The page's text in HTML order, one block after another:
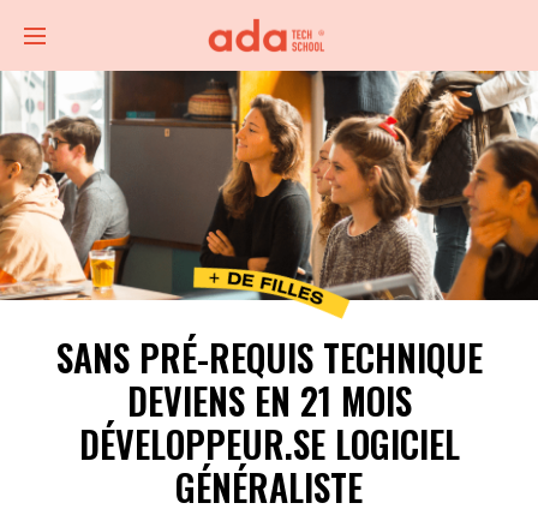
SANS PRÉ-REQUIS TECHNIQUE
DEVIENS EN 21 MOIS
DÉVELOPPEUR.SE LOGICIEL
GÉNÉRALISTE